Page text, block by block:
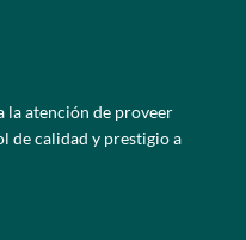
la atención de proveer
de calidad y prestigio a